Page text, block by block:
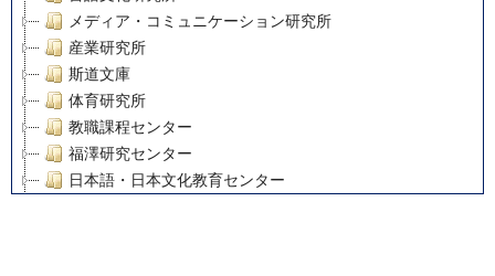
メディア・コミュニケーション研究所
産業研究所
斯道文庫
体育研究所
教職課程センター
福澤研究センター
日本語・日本文化教育センター